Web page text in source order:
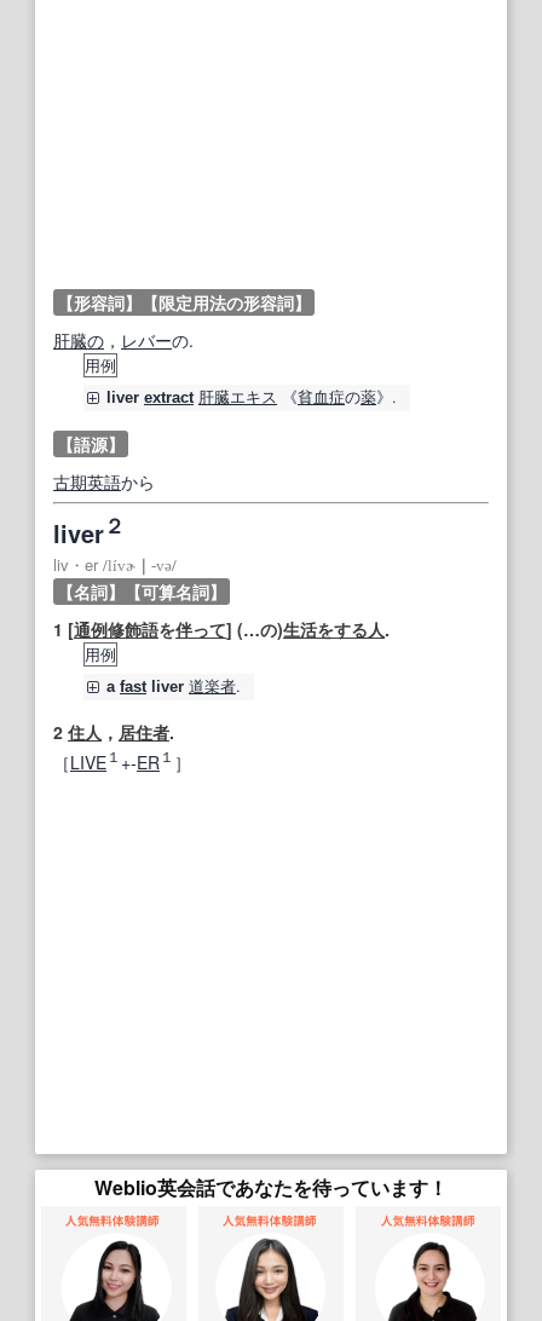
【形容詞】
【限定用法の形容詞】
肝臓の ， レバーの.
用例
liver extract 肝臓エキス 《貧血症の薬》.
【語源】
古期英語から
liver２
liv・er /lívɚ ｜ ‐və/
【名詞】
【可算名詞】
1 [通例修飾語を伴って] (…の)生活をする 人.
用例
a fast liver 道楽者.
2 住人 ， 居住者.
［LIVE１ +‐ER １ ］
Weblio英会話であなたを待っています！